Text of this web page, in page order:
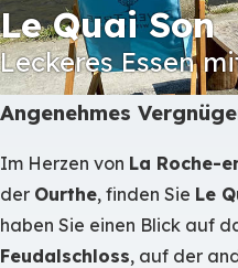
Le Quai Son
Leckeres Essen
Angenehmes
Im Herzen von La Roche-
der Ourthe, finden Sie Le
haben Sie einen Blick auf
Feudalschloss, auf der